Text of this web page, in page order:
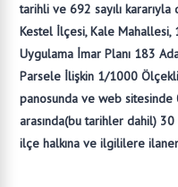
tarihli ve 692 sayılı
Kestel İlçesi, Kale
Uygulama İmar Planı 183
Parsele İlişkin 1/1000
panosunda ve web
arasında(bu tarihler dahil) 30
ilçe halkına ve ilgililere